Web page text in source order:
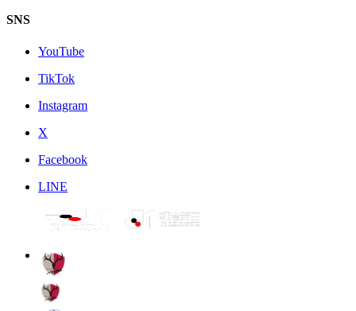
SNS
YouTube
TikTok
Instagram
X
Facebook
LINE